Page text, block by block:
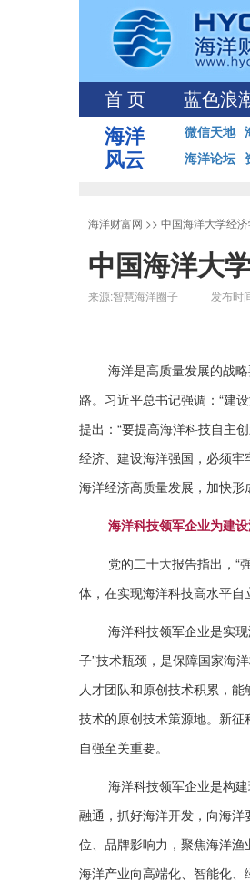
首 页 蓝色浪
海洋
风云
微信天地
海洋论坛
海洋财富网 >> 中国海洋大学经
中国海洋大
来源:智慧海洋圈子 发布时
海洋是高质量发展的战
路。习近平总书记强调：“建
提出：“要提高海洋科技自主
经济、建设海洋强国，必须牢
海洋经济高质量发展，加快形
海洋科技领军企业为建
党的二十大报告指出，“
体，在实现海洋科技高水平自
海洋科技领军企业是实
子”技术瓶颈，是保障国家海
人才团队和原创技术积累，
技术的原创技术策源地。新征
自强至关重要。
海洋科技领军企业是构
融通，抓好海洋开发，向海
位、品牌影响力，聚焦海洋
海洋产业向高端化、智能化、